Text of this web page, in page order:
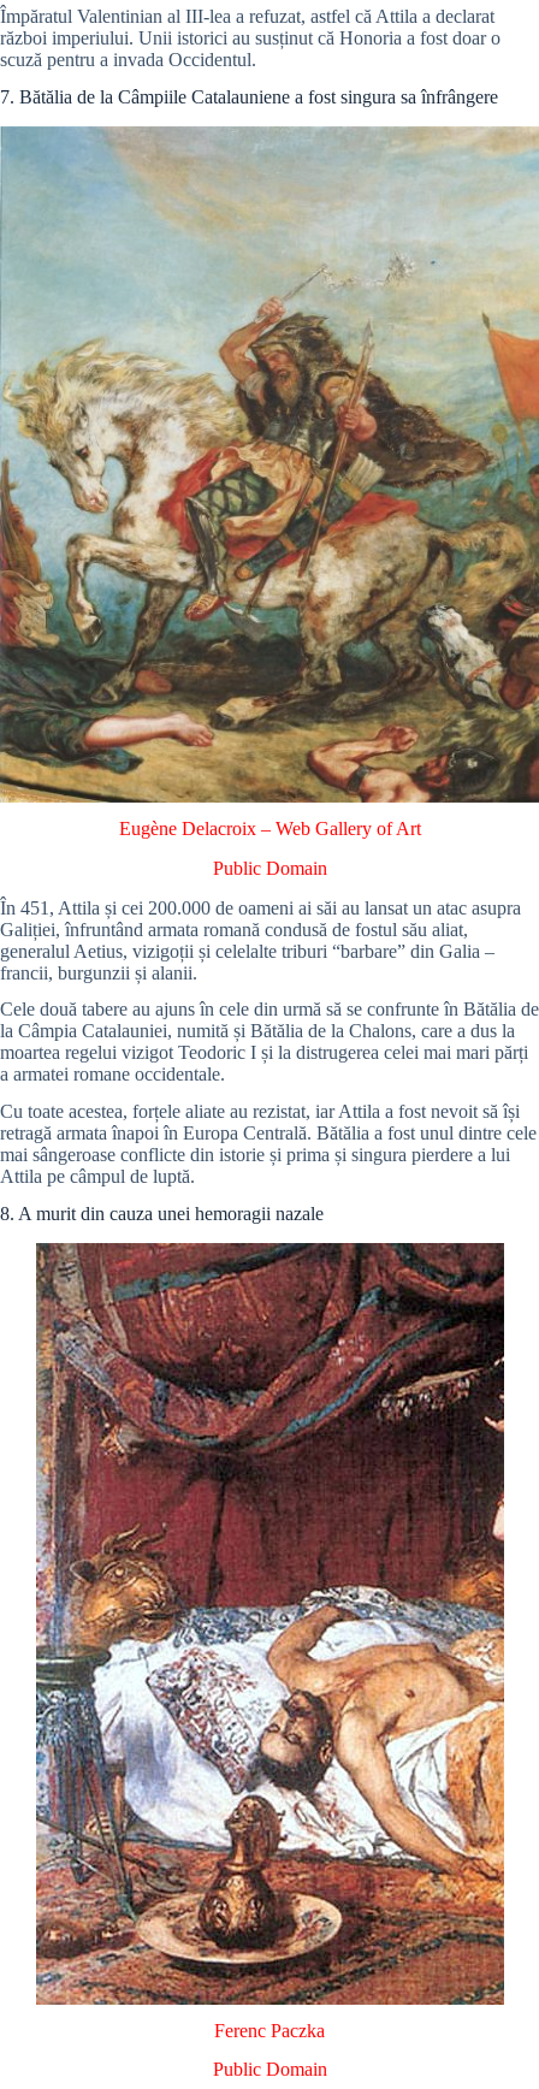
Împăratul Valentinian al III-lea a refuzat, astfel că Attila a declarat
război imperiului. Unii istorici au susținut că Honoria a fost doar o
scuză pentru a invada Occidentul.
7. Bătălia de la Câmpiile Catalauniene a fost singura sa înfrângere
Eugène Delacroix – Web Gallery of Art
Public Domain
În 451, Attila și cei 200.000 de oameni ai săi au lansat un atac asupra
Galiției, înfruntând armata romană condusă de fostul său aliat,
generalul Aetius, vizigoții și celelalte triburi “barbare” din Galia –
francii, burgunzii și alanii.
Cele două tabere au ajuns în cele din urmă să se confrunte în Bătălia de
la Câmpia Catalauniei, numită și Bătălia de la Chalons, care a dus la
moartea regelui vizigot Teodoric I și la distrugerea celei mai mari părți
a armatei romane occidentale.
Cu toate acestea, forțele aliate au rezistat, iar Attila a fost nevoit să își
retragă armata înapoi în Europa Centrală. Bătălia a fost unul dintre cele
mai sângeroase conflicte din istorie și prima și singura pierdere a lui
Attila pe câmpul de luptă.
8. A murit din cauza unei hemoragii nazale
Ferenc Paczka
Public Domain